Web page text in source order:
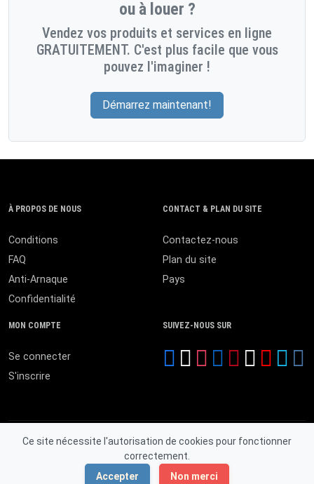
ou à louer ?
Vendez vos produits et services en ligne
GRATUITEMENT. C'est plus facile que vous
pouvez l'imaginer !
Démarrez maintenant!
Ce site nécessite l'autorisation de cookies pour fonctionner
correctement.
Accepter
Non merci
À PROPOS DE NOUS
Conditions
FAQ
Anti-Arnaque
Confidentialité
CONTACT & PLAN DU SITE
Contactez-nous
Plan du site
Pays
MON COMPTE
Se connecter
S'inscrire
SUIVEZ-NOUS SUR
© 2026 MALI ANNONCES. Tous droits réservés.